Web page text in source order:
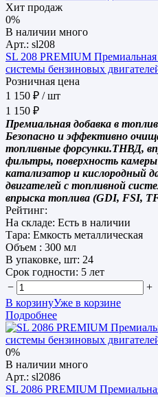
Хит продаж
0%
В наличии много
Арт.: sl208
SL 208 PREMIUM
системы бензиновых
Розничная цена
1 150 ₽ / шт
1 150 ₽
Премиальная добавка в
Безопасно и эффективно
топливные форсунки.ТНВД,
фильтры, поверхность
катализатор и кислородный
двигателей с топливной
впрыска топлива (GDI, FSI,
Рейтинг:
На складе: Есть в наличии
Тара: Емкость металлическая
Объем : 300 мл
В упаковке, шт: 24
Срок годности: 5 лет
−
+
В корзинуУже в корзине
Подробнее
0%
В наличии много
Арт.: sl2086
SL 2086 PREMIUM